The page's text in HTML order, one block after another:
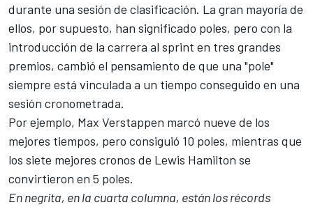
durante una sesión de clasificación. La gran mayoría de
ellos, por supuesto, han significado poles, pero con la
introducción de la carrera al sprint en tres grandes
premios, cambió el pensamiento de que una "pole"
siempre está vinculada a un tiempo conseguido en una
sesión cronometrada.
Por ejemplo, Max Verstappen marcó nueve de los
mejores tiempos, pero consiguió 10 poles, mientras que
los siete mejores cronos de Lewis Hamilton se
convirtieron en 5 poles.
En negrita, en la cuarta columna, están los récords